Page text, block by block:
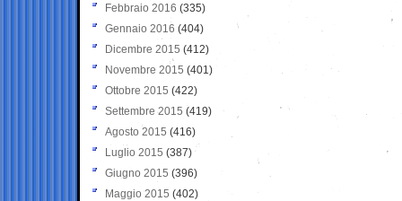
Febbraio 2016 (335)
Gennaio 2016 (404)
Dicembre 2015 (412)
Novembre 2015 (401)
Ottobre 2015 (422)
Settembre 2015 (419)
Agosto 2015 (416)
Luglio 2015 (387)
Giugno 2015 (396)
Maggio 2015 (402)